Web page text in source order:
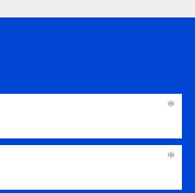
驱动智能化发展